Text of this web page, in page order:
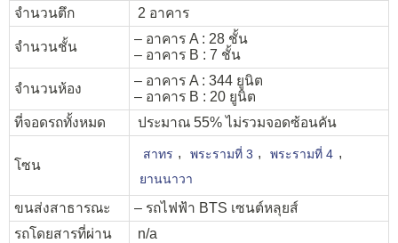
จำนวนตึก
2 อาคาร
จำนวนชั้น
– อาคาร A : 28 ชั้น
– อาคาร B : 7 ชั้น
จำนวนห้อง
– อาคาร A : 344 ยูนิต
– อาคาร B : 20 ยูนิต
ที่จอดรถทั้งหมด
ประมาณ 55% ไม่รวมจอดซ้อนคัน
โซน
สาทร , พระรามที่ 3 , พระรามที่ 4 ,
ยานนาวา
ขนส่งสาธารณะ
– รถไฟฟ้า BTS เซนต์หลุยส์
รถโดยสารที่ผ่าน
n/a